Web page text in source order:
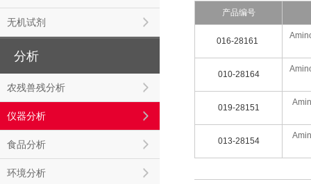
无机试剂
分析
农残兽残分析
仪器分析
食品分析
环境分析
产品编号
016-28161
010-28164
019-28151
013-28154